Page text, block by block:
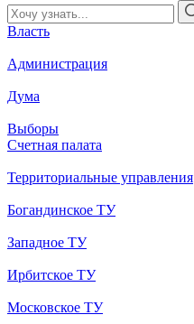
Власть
Администрация
Дума
Выборы
Счетная палата
Территориальные управления
Богандинское ТУ
Западное ТУ
Ирбитское ТУ
Московское ТУ